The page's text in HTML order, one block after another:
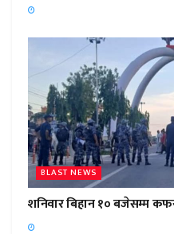
BLAST NEWS
शनिवार बिहान १० बजेसम्म